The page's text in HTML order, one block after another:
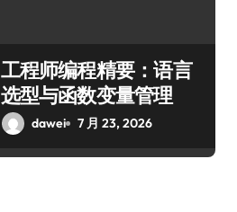
工程师编程精要：语言
选型与函数变量管理
dawei 7 月 23, 2026